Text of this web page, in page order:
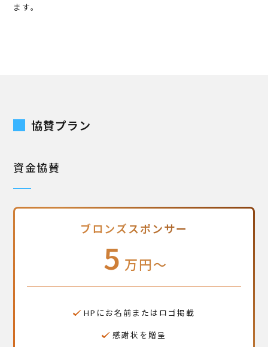
ます。
協賛プラン
資金協賛
ブロンズスポンサー
5 万円〜
HPにお名前またはロゴ掲載
感謝状を贈呈